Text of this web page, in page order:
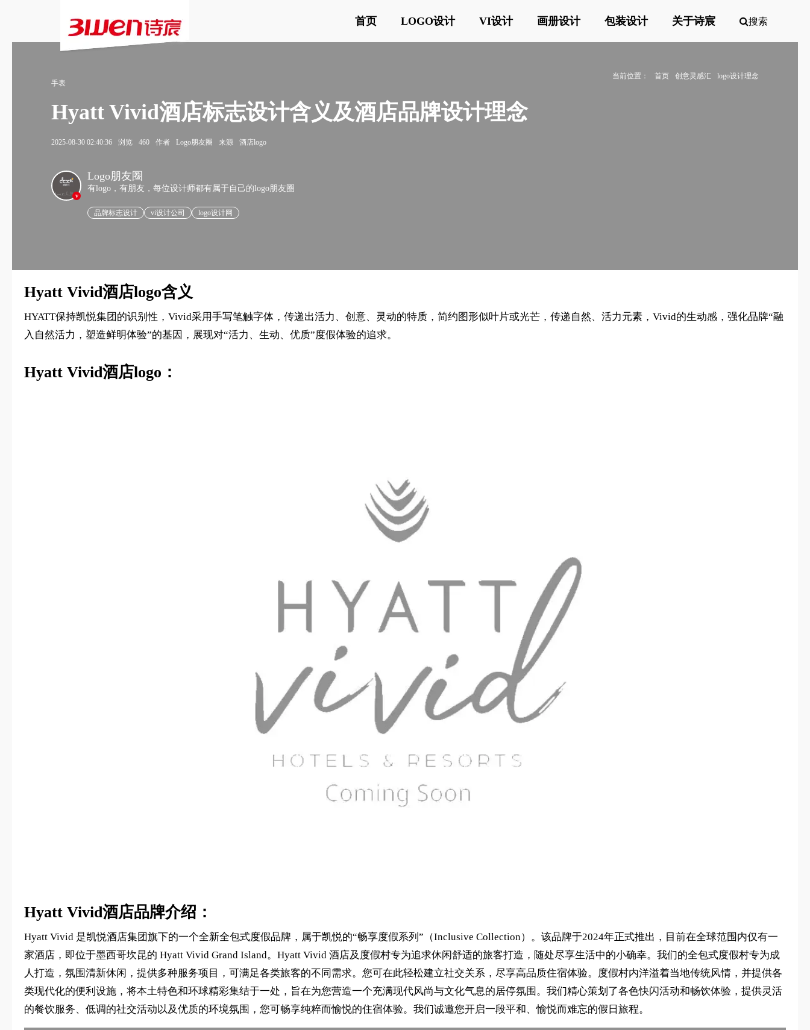
首页 LOGO设计 VI设计 画册设计 包装设计 关于诗宸 搜索
当前位置： 首页 创意灵感汇
logo设计理念
手表
Hyatt Vivid酒店标志设计含义及酒店品牌设计理念
2025-08-30 02:40:36 浏览 460 作者 Logo朋友圈 来源 酒店logo
v
Logo朋友圈
有logo，有朋友，每位设计师都有属于自己的logo朋友圈
品牌标志设计 vi设计公司 logo设计网
Hyatt Vivid酒店logo含义
HYATT保持凯悦集团的识别性，Vivid采用手写笔触字体，传递出活力、创意、灵动的特质，简约图形似叶片或光芒，传递自然、活力元素，Vivid的生动感，强化品牌“融
入自然活力，塑造鲜明体验”的基因，展现对“活力、生动、优质”度假体验的追求。
Hyatt Vivid酒店logo：
Hyatt Vivid酒店品牌介绍：
Hyatt Vivid 是凯悦酒店集团旗下的一个全新全包式度假品牌，属于凯悦的“畅享度假系列”（Inclusive Collection）。该品牌于2024年正式推出，目前在全球范围内仅有一
家酒店，即位于墨西哥坎昆的 Hyatt Vivid Grand Island。Hyatt Vivid 酒店及度假村专为追求休闲舒适的旅客打造，随处尽享生活中的小确幸。我们的全包式度假村专为成
人打造，氛围清新休闲，提供多种服务项目，可满足各类旅客的不同需求。您可在此轻松建立社交关系，尽享高品质住宿体验。度假村内洋溢着当地传统风情，并提供各
类现代化的便利设施，将本土特色和环球精彩集结于一处，旨在为您营造一个充满现代风尚与文化气息的居停氛围。我们精心策划了各色快闪活动和畅饮体验，提供灵活
的餐饮服务、低调的社交活动以及优质的环境氛围，您可畅享纯粹而愉悦的住宿体验。我们诚邀您开启一段平和、愉悦而难忘的假日旅程。